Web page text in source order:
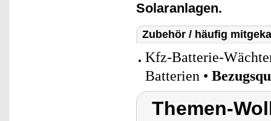
Solaranlagen.
Zubehör / häufig
Kfz-Batterie-
Batterien •
Themen-